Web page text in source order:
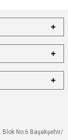
Blok No:6 Başakşehir/